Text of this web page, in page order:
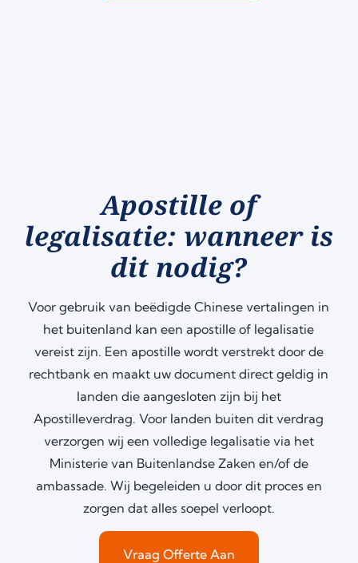
Apostille of
legalisatie: wanneer is
dit nodig?
Voor gebruik van beëdigde Chinese vertalingen in
het buitenland kan een apostille of legalisatie
vereist zijn. Een apostille wordt verstrekt door de
rechtbank en maakt uw document direct geldig in
landen die aangesloten zijn bij het
Apostilleverdrag. Voor landen buiten dit verdrag
verzorgen wij een volledige legalisatie via het
Ministerie van Buitenlandse Zaken en/of de
ambassade. Wij begeleiden u door dit proces en
zorgen dat alles soepel verloopt.
Vraag Offerte Aan